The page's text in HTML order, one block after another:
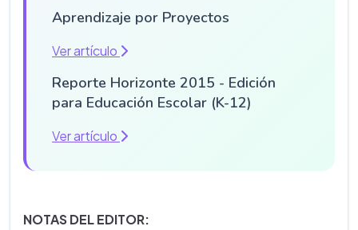
Aprendizaje por Proyectos
Ver artículo
Reporte Horizonte 2015 - Edición
para Educación Escolar (K-12)
Ver artículo
NOTAS DEL EDITOR: